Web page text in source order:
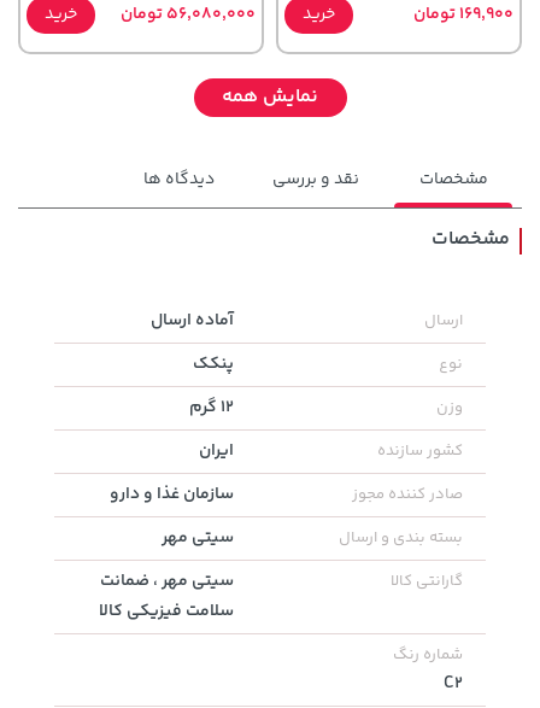
169,900 تومان خرید 56,080,000 تومان خرید
145,000 تومان
3,679,000 تومان
4,780,000
1,109,000 تومان خرید
100,000 تومان
خرید
نمایش همه
مشخصات نقد و بررسی دیدگاه ها
مشخصات
ارسال آماده ارسال
نوع پنکک
وزن 12 گرم
کشور سازنده ایران
صادر کننده مجوز سازمان غذا و دارو
بسته بندی و ارسال سیتی مهر
گارانتی کالا
سیتی مهر ، ضمانت
سلامت فیزیکی کالا
شماره رنگ
C2